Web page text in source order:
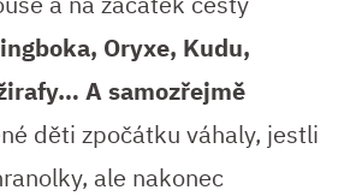
Oryxe, Kudu,
A samozřejmě
děti zpočátku váhaly, jestli
ale nakonec